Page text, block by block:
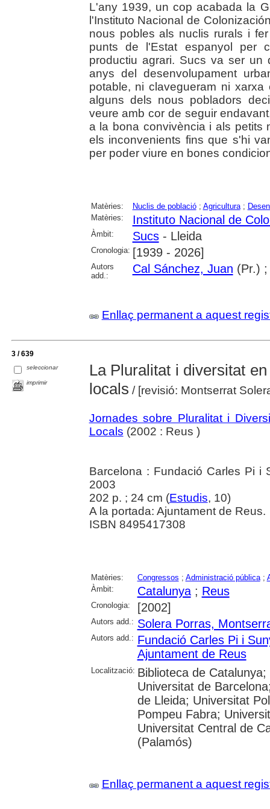
L'any 1939, un cop acabada la
l'Instituto Nacional de
nous pobles als nuclis rurals i
punts de l'Estat espanyol per
productiu agrari. Sucs va ser un
anys del desenvolupament
potable, ni clavegueram ni
alguns dels nous pobladors
veure amb cor de seguir
a la bona convivència i als petits
els inconvenients fins que s'hi
per poder viure en bones
Matèries: Nuclis de població; Agricultura;
Matèries:
Instituto Nacional de
Àmbit: Sucs- Lleida
Cronologia: [1939 - 2026]
Autors
add.:
Cal Sánchez, Juan (Pr.)
Enllaç permanent a aquest
3 / 639
seleccionar
imprimir
La Pluralitat i diversitat
locals / [revisió: Montserrat
Jornades sobre Pluralitat i
Locals (2002 : Reus )
Barcelona : Fundació Carles Pi i
2003
202 p. ; 24 cm (Estudis, 10)
A la portada: Ajuntament de Reus.
ISBN 8495417308
Matèries: Congressos ; Administració pública;
Àmbit:
Catalunya; Reus
Cronologia: [2002]
Autors add.: Solera Porras,
Autors add.: Fundació Carles Pi i
Ajuntament de Reus
Localització: Biblioteca de
Universitat de
de Lleida; Universitat
Pompeu Fabra;
Universitat Central de
(Palamós)
Enllaç permanent a aquest